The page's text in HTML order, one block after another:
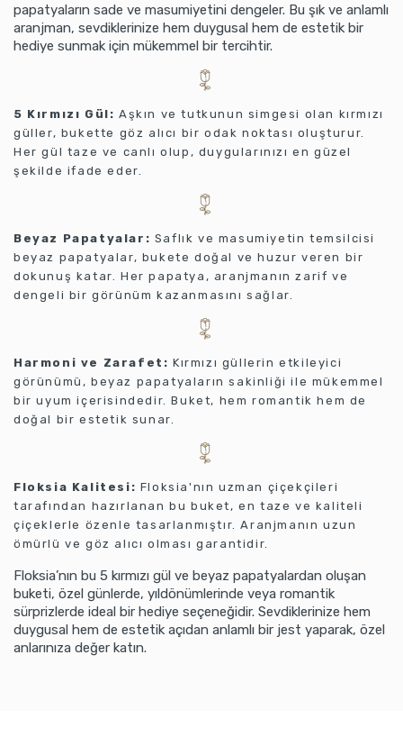
papatyaların sade ve masumiyetini dengeler. Bu şık ve anlamlı
aranjman, sevdiklerinize hem duygusal hem de estetik bir
hediye sunmak için mükemmel bir tercihtir.
5 Kırmızı Gül: Aşkın ve tutkunun simgesi olan kırmızı
güller, bukette göz alıcı bir odak noktası oluşturur.
Her gül taze ve canlı olup, duygularınızı en güzel
şekilde ifade eder.
Beyaz Papatyalar: Saflık ve masumiyetin temsilcisi
beyaz papatyalar, bukete doğal ve huzur veren bir
dokunuş katar. Her papatya, aranjmanın zarif ve
dengeli bir görünüm kazanmasını sağlar.
Harmoni ve Zarafet: Kırmızı güllerin etkileyici
görünümü, beyaz papatyaların sakinliği ile mükemmel
bir uyum içerisindedir. Buket, hem romantik hem de
doğal bir estetik sunar.
Floksia Kalitesi: Floksia'nın uzman çiçekçileri
tarafından hazırlanan bu buket, en taze ve kaliteli
çiçeklerle özenle tasarlanmıştır. Aranjmanın uzun
ömürlü ve göz alıcı olması garantidir.
Floksia’nın bu 5 kırmızı gül ve beyaz papatyalardan oluşan
buketi, özel günlerde, yıldönümlerinde veya romantik
sürprizlerde ideal bir hediye seçeneğidir. Sevdiklerinize hem
duygusal hem de estetik açıdan anlamlı bir jest yaparak, özel
anlarınıza değer katın.